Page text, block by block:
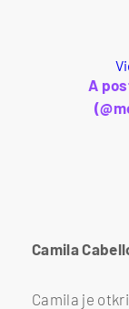
A
Camila
Camila je